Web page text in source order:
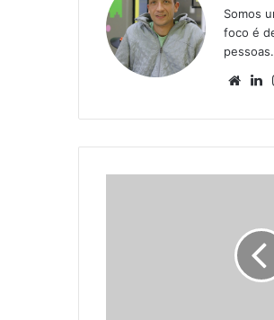
Somos
foco é
pessoas.